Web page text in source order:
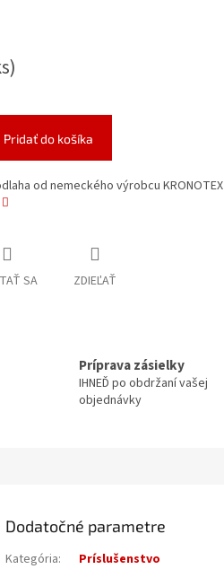
Pridať do košíka
od nemeckého výrobcu KRONOTEX
SA ZDIEĽAŤ
Príprava zásielky
IHNEĎ po obdržaní vašej
objednávky
Dodatočné parametre
Kategória:
Príslušenstvo